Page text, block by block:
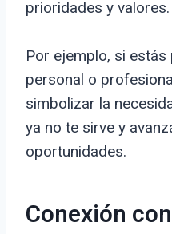
prioridades y valores.
Por ejemplo, si
personal o
simbolizar la
ya no te sirve y
oportunidades.
Conexión